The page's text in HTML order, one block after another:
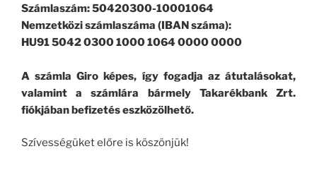
Számlaszám: 50420300-10001064
Nemzetközi számlaszáma (IBAN száma):
HU91 5042 0300 1000 1064 0000 0000
A számla Giro képes, így fogadja az átutalásokat,
valamint a számlára bármely Takarékbank Zrt.
fiókjában befizetés eszközölhető.
Szívességüket előre is köszönjük!